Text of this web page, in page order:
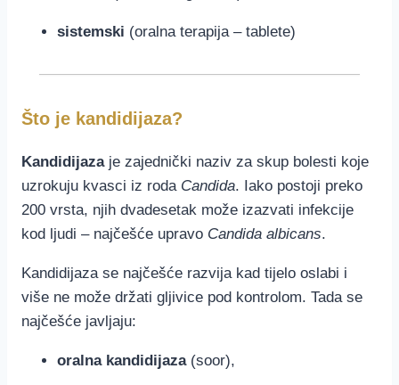
sistemski (oralna terapija – tablete)
Što je kandidijaza?
Kandidijazaje zajednički naziv za skup bolesti koje
uzrokuju kvasci iz roda Candida. Iako postoji preko
200 vrsta, njih dvadesetak može izazvati infekcije
kod ljudi – najčešće upravo Candida albicans.
Kandidijaza se najčešće razvija kad tijelo oslabi i
više ne može držati gljivice pod kontrolom. Tada se
najčešće javljaju:
oralna kandidijaza(soor),